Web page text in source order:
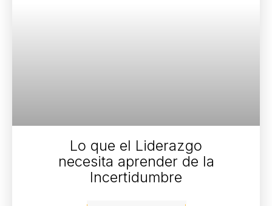
Lo que el Liderazgo
necesita aprender de la
Incertidumbre